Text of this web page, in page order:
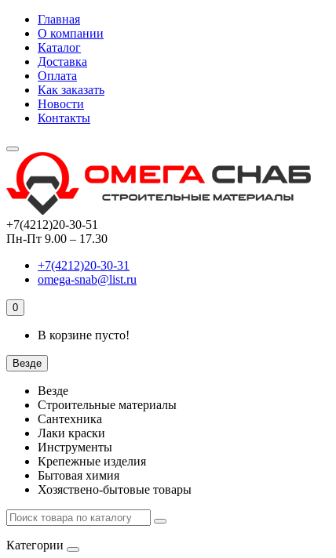
Главная
О компании
Каталог
Доставка
Оплата
Как заказать
Новости
Контакты
+7(4212)20-30-51
Пн-Пт 9.00 – 17.30
+7(4212)20-30-31
omega-snab@list.ru
0
В корзине пусто!
Везде
Везде
Строительные материалы
Сантехника
Лаки краски
Инструменты
Крепежные изделия
Бытовая химия
Хозяствено-бытовые товары
Категории